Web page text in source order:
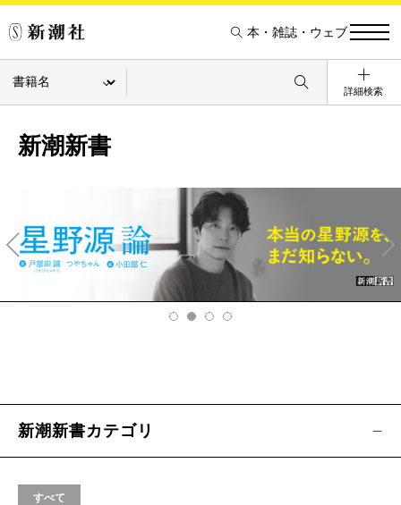
本・雑誌・ウェブ
詳細検索
新潮新書
v
Ne
xt
新潮新書カテゴリ
すべて